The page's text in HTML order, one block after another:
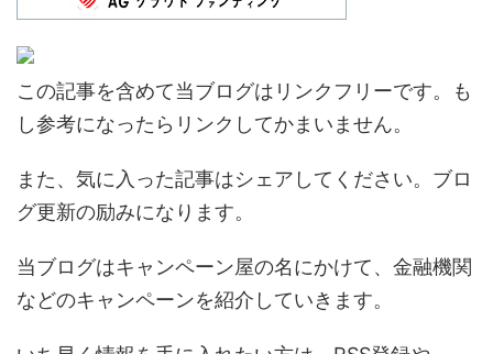
この記事を含めて当ブログはリンクフリーです。も
し参考になったらリンクしてかまいません。
また、気に入った記事はシェアしてください。ブロ
グ更新の励みになります。
当ブログはキャンペーン屋の名にかけて、金融機関
などのキャンペーンを紹介していきます。